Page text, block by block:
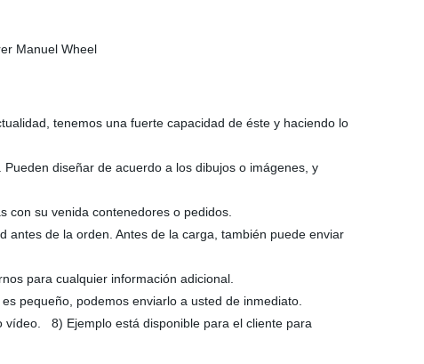
tenemos una fuerte capacidad de éste y haciendo lo
diseñar de acuerdo a los dibujos o imágenes, y
con su venida contenedores o pedidos.
de la orden. Antes de la carga, también puede enviar
para cualquier información adicional.
pequeño, podemos enviarlo a usted de inmediato.
vídeo. 8) Ejemplo está disponible para el cliente para